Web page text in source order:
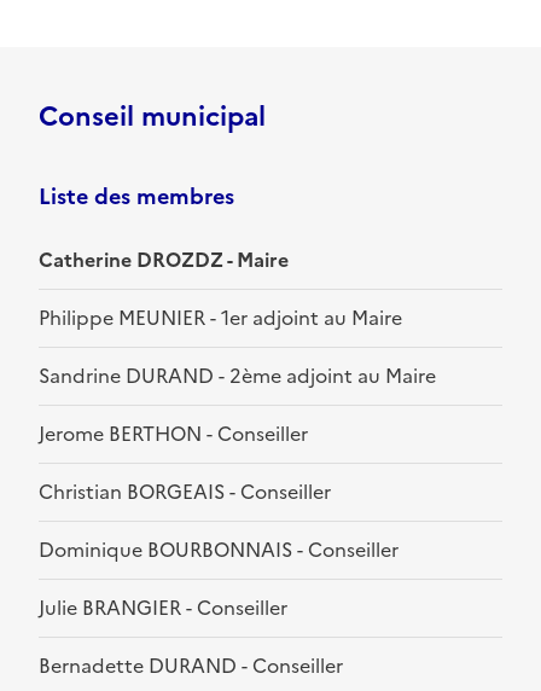
Conseil municipal
Liste des membres
Catherine DROZDZ - Maire
Philippe MEUNIER - 1er adjoint au Maire
Sandrine DURAND - 2ème adjoint au Maire
Jerome BERTHON - Conseiller
Christian BORGEAIS - Conseiller
Dominique BOURBONNAIS - Conseiller
Julie BRANGIER - Conseiller
Bernadette DURAND - Conseiller